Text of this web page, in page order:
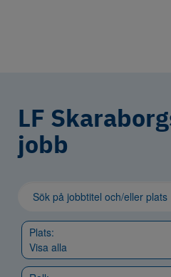
LF
jobb